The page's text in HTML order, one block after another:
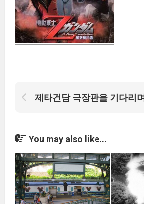
제타건담 극장판을 기다리며
You may also like...